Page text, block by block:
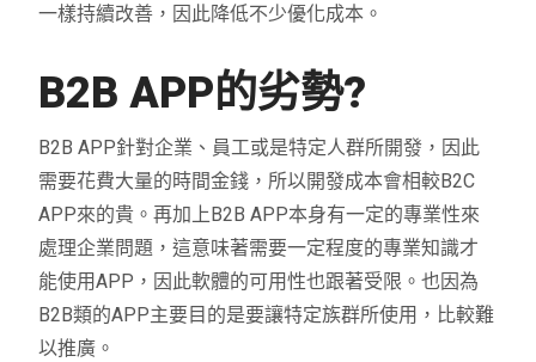
一樣持續改善，因此降低不少優化成本。
B2B APP的劣勢?
B2B APP針對企業、員工或是特定人群所開發，因此
需要花費大量的時間金錢，所以開發成本會相較B2C
APP來的貴。再加上B2B APP本身有一定的專業性來
處理企業問題，這意味著需要一定程度的專業知識才
能使用APP，因此軟體的可用性也跟著受限。也因為
B2B類的APP主要目的是要讓特定族群所使用，比較難
以推廣。